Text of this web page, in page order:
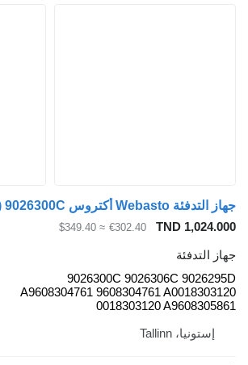
TND
€302.40
≈ $349.40
9026300C 9026306C
A9608304761 9608304761
0018303120
مازوت